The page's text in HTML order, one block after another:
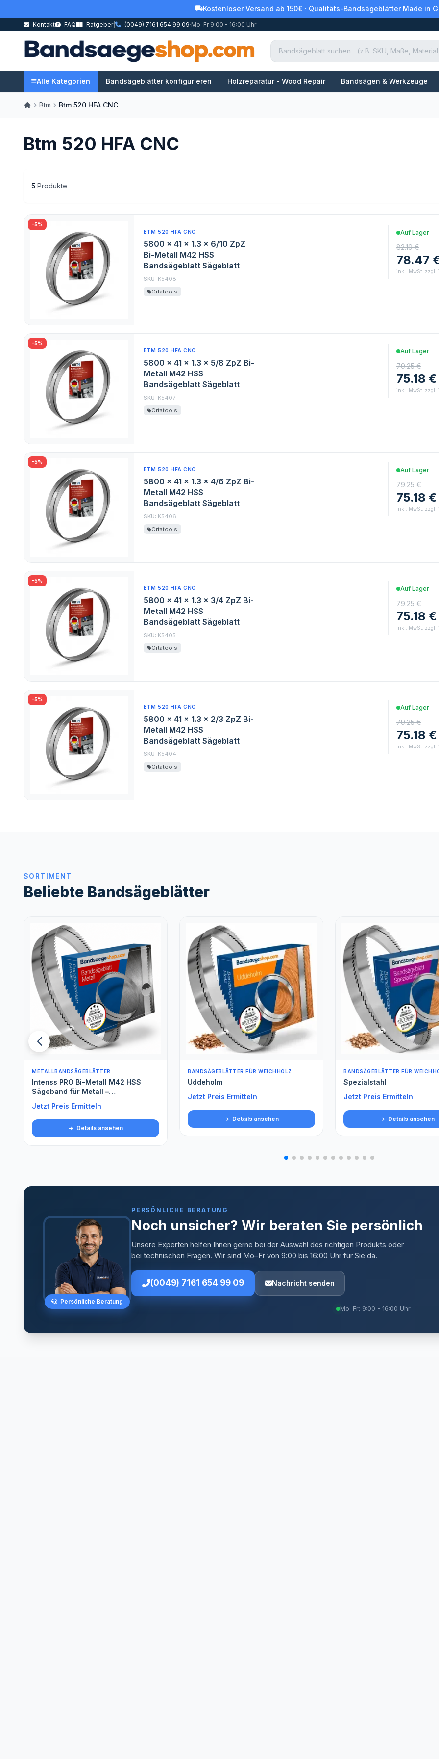
Kostenloser Versand ab 150€ · Qualitäts-Bandsägeblätter Made in
Kontakt FAQ Ratgeber| (0049) 7161 654 99 09·Mo-Fr 9:00 - 16:00 Uhr
Alle Kategorien Bandsägeblätter konfigurieren Holzreparatur - Wood Repair Bandsägen & Werkzeuge
Btm Btm 520 HFA CNC
Btm 520 HFA CNC
5 Produkte
-5%
BTM 520 HFA CNC
5800 x 41 x 1.3 x 6/10 ZpZ
Bi-Metall M42 HSS
Bandsägeblatt Sägeblatt
SKU: K5408
Ortatools
Auf Lager
82.19 €
78.47
inkl. MwSt. zzgl.
-5%
BTM 520 HFA CNC
5800 x 41 x 1.3 x 5/8 ZpZ Bi-
Metall M42 HSS
Bandsägeblatt Sägeblatt
SKU: K5407
Ortatools
Auf Lager
79.25 €
75.18 €
inkl. MwSt. zzgl.
-5%
BTM 520 HFA CNC
5800 x 41 x 1.3 x 4/6 ZpZ Bi-
Metall M42 HSS
Bandsägeblatt Sägeblatt
SKU: K5406
Ortatools
Auf Lager
79.25 €
75.18 €
inkl. MwSt. zzgl.
-5%
BTM 520 HFA CNC
5800 x 41 x 1.3 x 3/4 ZpZ Bi-
Metall M42 HSS
Bandsägeblatt Sägeblatt
SKU: K5405
Ortatools
Auf Lager
79.25 €
75.18 €
inkl. MwSt. zzgl.
-5%
BTM 520 HFA CNC
5800 x 41 x 1.3 x 2/3 ZpZ Bi-
Metall M42 HSS
Bandsägeblatt Sägeblatt
SKU: K5404
Ortatools
Auf Lager
79.25 €
75.18 €
inkl. MwSt. zzgl.
SORTIMENT
Beliebte Bandsägeblätter
BANDSÄGEBLÄTTER FÜR WEICHHOLZ
Uddeholm
Jetzt Preis Ermitteln
Details ansehen
BANDSÄGEBLÄTTER FÜR WEICHHOLZ
Spezialstahl
Jetzt Preis Ermitteln
Details ansehen
ROLLENWARE (METERWARE)
Spezialstahl gehärtet
Jetzt Preis Ermitteln
Details ansehen
Persönliche Beratung
PERSÖNLICHE BERATUNG
Noch unsicher? Wir beraten Sie persönlich
Unsere Experten helfen Ihnen gerne bei der Auswahl des richtigen Produkts oder
bei technischen Fragen. Wir sind Mo–Fr von 9:00 bis 16:00 Uhr für Sie da.
(0049) 7161 654 99 09 Nachricht senden
Mo–Fr: 9:00 - 16:00 Uhr